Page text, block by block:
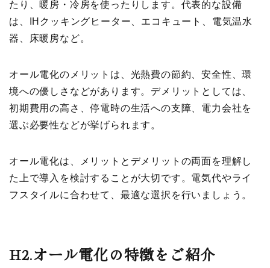
たり、暖房・冷房を使ったりします。代表的な設備
は、IHクッキングヒーター、エコキュート、電気温水
器、床暖房など。
オール電化のメリットは、光熱費の節約、安全性、環
境への優しさなどがあります。デメリットとしては、
初期費用の高さ、停電時の生活への支障、電力会社を
選ぶ必要性などが挙げられます。
オール電化は、メリットとデメリットの両面を理解し
た上で導入を検討することが大切です。電気代やライ
フスタイルに合わせて、最適な選択を行いましょう。
H2.オール電化の特徴をご紹介